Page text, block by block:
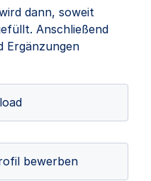
dann, soweit
Anschließend
Ergänzungen
bewerben